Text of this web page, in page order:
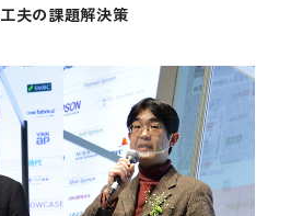
夫の課題解決策